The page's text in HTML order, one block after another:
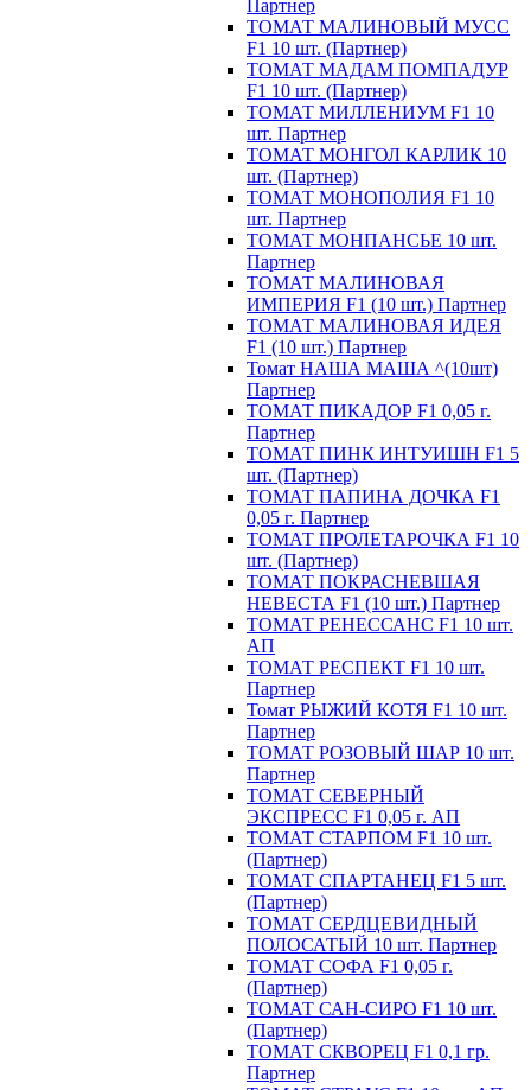
Партнер
ТОМАТ МАЛИНОВЫЙ МУСС
F1 10 шт. (Партнер)
ТОМАТ МАДАМ ПОМПАДУР
F1 10 шт. (Партнер)
ТОМАТ МИЛЛЕНИУМ F1 10
шт. Партнер
ТОМАТ МОНГОЛ КАРЛИК 10
шт. (Партнер)
ТОМАТ МОНОПОЛИЯ F1 10
шт. Партнер
ТОМАТ МОНПАНСЬЕ 10 шт.
Партнер
ТОМАТ МАЛИНОВАЯ
ИМПЕРИЯ F1 (10 шт.) Партнер
ТОМАТ МАЛИНОВАЯ ИДЕЯ
F1 (10 шт.) Партнер
Томат НАША МАША ^(10шт)
Партнер
ТОМАТ ПИКАДОР F1 0,05 г.
Партнер
ТОМАТ ПИНК ИНТУИШН F1 5
шт. (Партнер)
ТОМАТ ПАПИНА ДОЧКА F1
0,05 г. Партнер
ТОМАТ ПРОЛЕТАРОЧКА F1 10
шт. (Партнер)
ТОМАТ ПОКРАСНЕВШАЯ
НЕВЕСТА F1 (10 шт.) Партнер
ТОМАТ РЕНЕССАНС F1 10 шт.
АП
ТОМАТ РЕСПЕКТ F1 10 шт.
Партнер
Томат РЫЖИЙ КОТЯ F1 10 шт.
Партнер
ТОМАТ РОЗОВЫЙ ШАР 10 шт.
Партнер
ТОМАТ СЕВЕРНЫЙ
ЭКСПРЕСС F1 0,05 г. АП
ТОМАТ СТАРПОМ F1 10 шт.
(Партнер)
ТОМАТ СПАРТАНЕЦ F1 5 шт.
(Партнер)
ТОМАТ СЕРДЦЕВИДНЫЙ
ПОЛОСАТЫЙ 10 шт. Партнер
ТОМАТ СОФА F1 0,05 г.
(Партнер)
ТОМАТ САН-СИРО F1 10 шт.
(Партнер)
ТОМАТ СКВОРЕЦ F1 0,1 гр.
Партнер